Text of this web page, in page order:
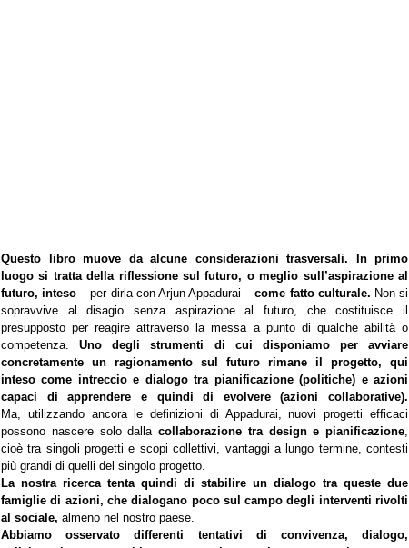
Questo libro muove da alcune considerazioni trasversali. In primo
luogo si tratta della riflessione sul futuro, o meglio sull’aspirazione al
futuro, inteso– per dirla con Arjun Appadurai –come fatto culturale. Non si
sopravvive al disagio senza aspirazione al futuro, che costituisce il
presupposto per reagire attraverso la messa a punto di qualche abilità o
competenza.
Uno degli strumenti di cui disponiamo per avviare
concretamente un ragionamento sul futuro rimane il progetto, qui
inteso come intreccio e dialogo tra pianificazione (politiche) e azioni
capaci di apprendere e quindi di evolvere (azioni collaborative).
Ma, utilizzando ancora le definizioni di Appadurai, nuovi progetti efficaci
possono nascere solo dalla collaborazione tra design e pianificazione
cioè tra singoli progetti e scopi collettivi, vantaggi a lungo termine, contesti
più grandi di quelli del singolo progetto.
La nostra ricerca tenta quindi di stabilire un dialogo tra queste due
famiglie di azioni, che dialogano poco sul campo degli interventi rivolti
al sociale, almeno nel nostro paese.
Abbiamo osservato differenti tentativi di convivenza, dialogo,